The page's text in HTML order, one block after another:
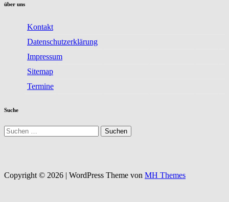
über uns
Kontakt
Datenschutzerklärung
Impressum
Sitemap
Termine
Suche
Suchen
nach:
Copyright © 2026 | WordPress Theme von MH Themes